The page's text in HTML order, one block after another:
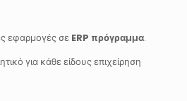
εφαρμογές σε ERP πρόγραμμα.
για κάθε είδους επιχείρηση